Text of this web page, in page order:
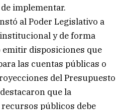
implementar.
al Poder Legislativo a
y de forma
emitir disposiciones que
las cuentas públicas o
del Presupuesto
que la
públicos debe